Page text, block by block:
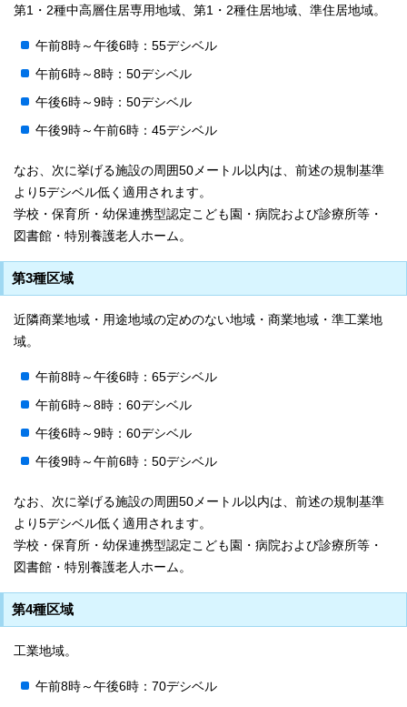
第1・2種中高層住居専用地域、第1・2種住居地域、準住居地域。
午前8時～午後6時：55デシベル
午前6時～8時：50デシベル
午後6時～9時：50デシベル
午後9時～午前6時：45デシベル
なお、次に挙げる施設の周囲50メートル以内は、前述の規制基準
より5デシベル低く適用されます。
学校・保育所・幼保連携型認定こども園・病院および診療所等・
図書館・特別養護老人ホーム。
第3種区域
近隣商業地域・用途地域の定めのない地域・商業地域・準工業地
域。
午前8時～午後6時：65デシベル
午前6時～8時：60デシベル
午後6時～9時：60デシベル
午後9時～午前6時：50デシベル
なお、次に挙げる施設の周囲50メートル以内は、前述の規制基準
より5デシベル低く適用されます。
学校・保育所・幼保連携型認定こども園・病院および診療所等・
図書館・特別養護老人ホーム。
第4種区域
工業地域。
午前8時～午後6時：70デシベル